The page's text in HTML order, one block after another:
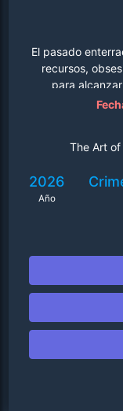
El pasado
recursos,
para
The Art
2026
Año